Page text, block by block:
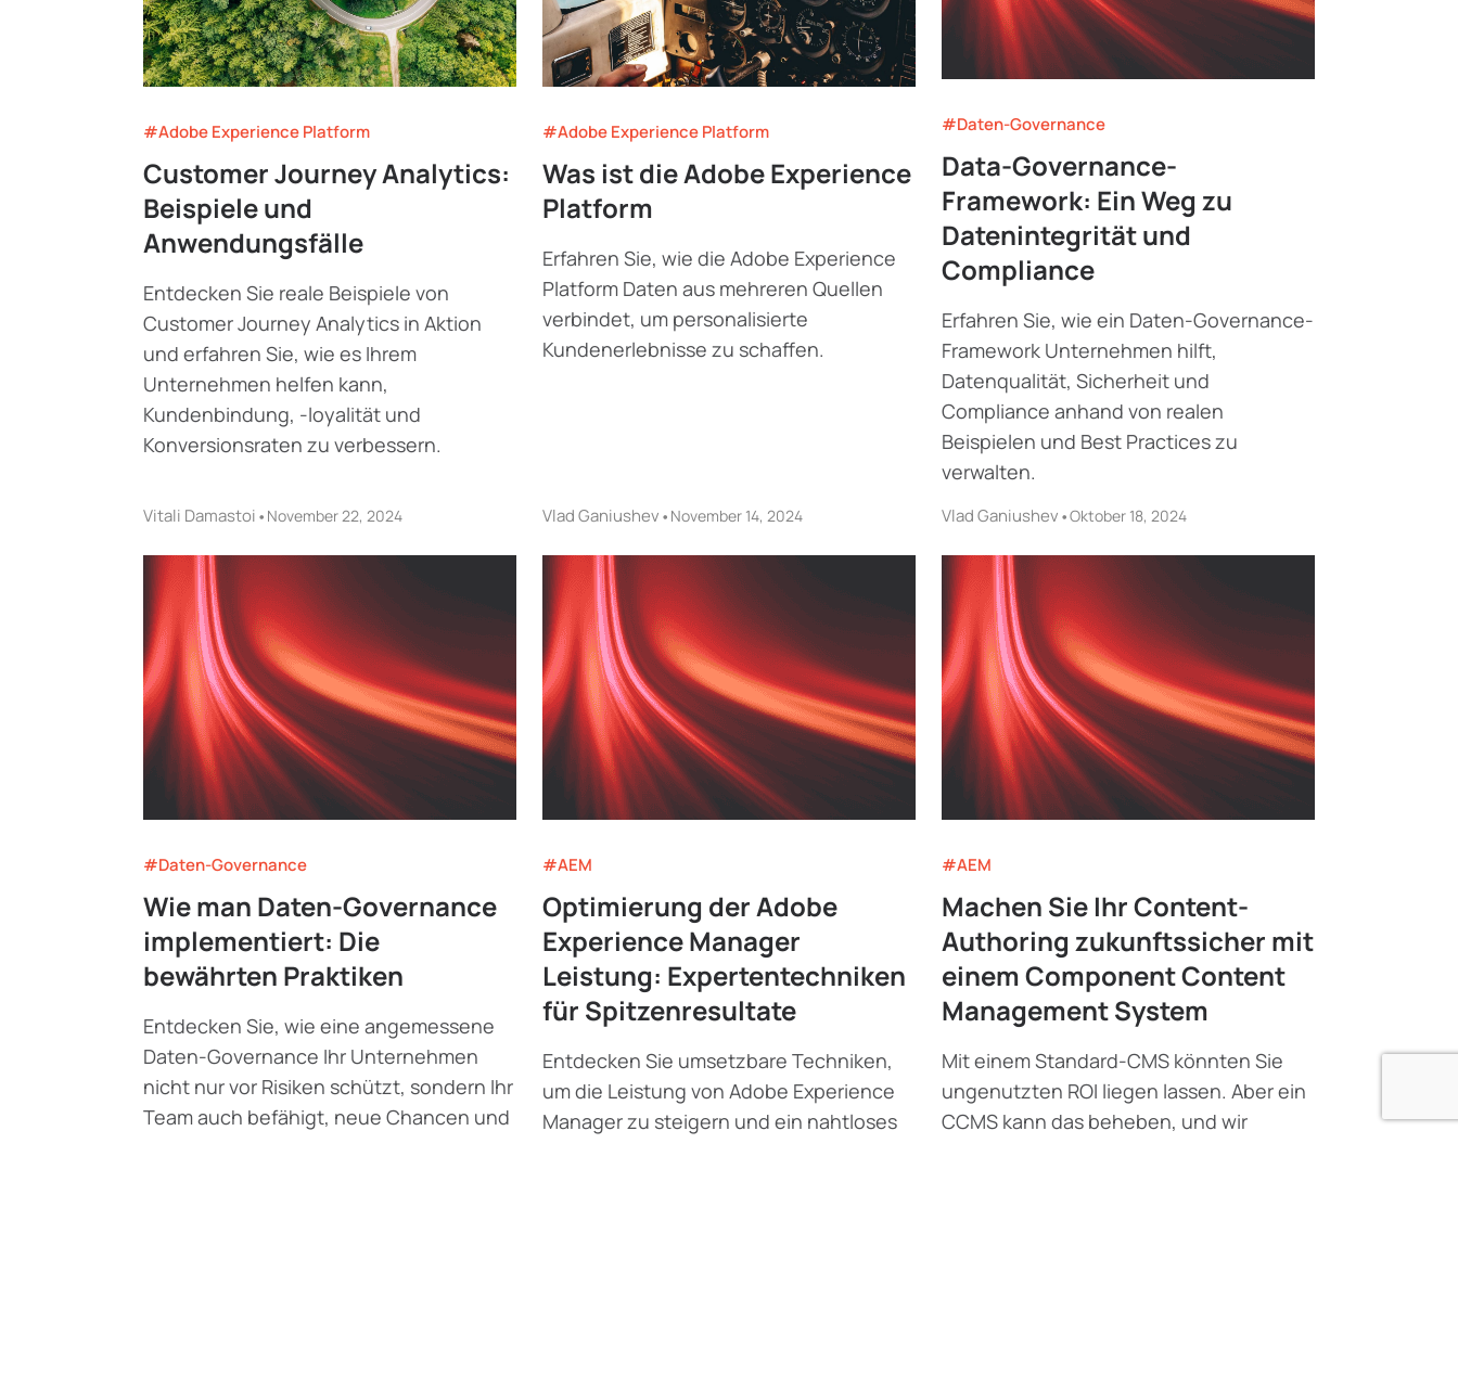
#Adobe Experience Platform
Customer Journey Analytics:
Beispiele und
Anwendungsfälle
Entdecken Sie reale Beispiele von
Customer Journey Analytics in Aktion
und erfahren Sie, wie es Ihrem
Unternehmen helfen kann,
Kundenbindung, -loyalität und
Konversionsraten zu verbessern.
Vitali Damastoi• November 22, 2024
#Adobe Experience Platform
Was ist die Adobe Experience
Platform
Erfahren Sie, wie die Adobe Experience
Platform Daten aus mehreren Quellen
verbindet, um personalisierte
Kundenerlebnisse zu schaffen.
Vlad Ganiushev• November 14, 2024
#Daten-Governance
Data-Governance-
Framework: Ein Weg zu
Datenintegrität und
Compliance
Erfahren Sie, wie ein Daten-Governance-
Framework Unternehmen hilft,
Datenqualität, Sicherheit und
Compliance anhand von realen
Beispielen und Best Practices zu
verwalten.
Vlad Ganiushev•Oktober 18, 2024
#Daten-Governance
Wie man Daten-Governance
implementiert: Die
bewährten Praktiken
Entdecken Sie, wie eine angemessene
Daten-Governance Ihr Unternehmen
nicht nur vor Risiken schützt, sondern Ihr
Team auch befähigt, neue Chancen und
#AEM
Optimierung der Adobe
Experience Manager
Leistung: Expertentechniken
für Spitzenresultate
Entdecken Sie umsetzbare Techniken,
um die Leistung von Adobe Experience
Manager zu steigern und ein nahtloses
#AEM
Machen Sie Ihr Content-
Authoring zukunftssicher mit
einem Component Content
Management System
Mit einem Standard-CMS könnten Sie
ungenutzten ROI liegen lassen. Aber ein
CCMS kann das beheben, und wir